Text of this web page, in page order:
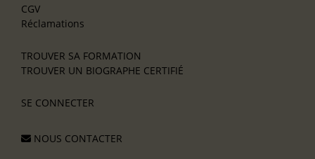
CGV
Réclamations
TROUVER SA FORMATION
TROUVER UN BIOGRAPHE CERTIFIÉ
SE CONNECTER
NOUS CONTACTER